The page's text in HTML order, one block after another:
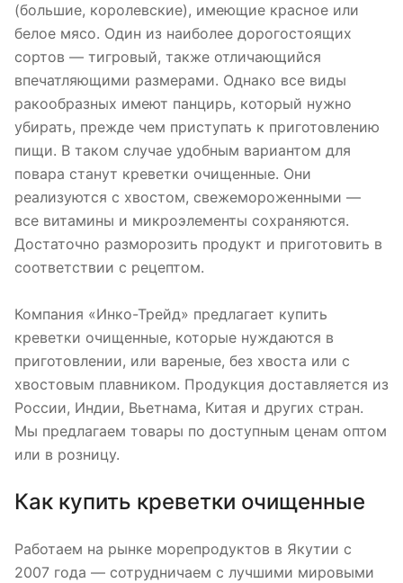
(большие, королевские), имеющие красное или
белое мясо. Один из наиболее дорогостоящих
сортов — тигровый, также отличающийся
впечатляющими размерами. Однако все виды
ракообразных имеют панцирь, который нужно
убирать, прежде чем приступать к приготовлению
пищи. В таком случае удобным вариантом для
повара станут креветки очищенные. Они
реализуются с хвостом, свежемороженными —
все витамины и микроэлементы сохраняются.
Достаточно разморозить продукт и приготовить в
соответствии с рецептом.
Компания «Инко-Трейд» предлагает купить
креветки очищенные, которые нуждаются в
приготовлении, или вареные, без хвоста или с
хвостовым плавником. Продукция доставляется из
России, Индии, Вьетнама, Китая и других стран.
Мы предлагаем товары по доступным ценам оптом
или в розницу.
Как купить креветки очищенные
Работаем на рынке морепродуктов в Якутии с
2007 года — сотрудничаем с лучшими мировыми